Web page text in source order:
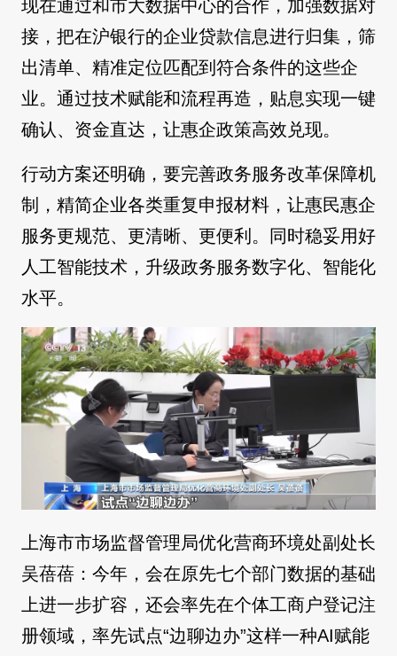
现在通过和市大数据中心的合作，加强数据对
接，把在沪银行的企业贷款信息进行归集，筛
出清单、精准定位匹配到符合条件的这些企
业。通过技术赋能和流程再造，贴息实现一键
确认、资金直达，让惠企政策高效兑现。
行动方案还明确，要完善政务服务改革保障机
制，精简企业各类重复申报材料，让惠民惠企
服务更规范、更清晰、更便利。同时稳妥用好
人工智能技术，升级政务服务数字化、智能化
水平。
上海市市场监督管理局优化营商环境处副处长
吴蓓蓓：今年，会在原先七个部门数据的基础
上进一步扩容，还会率先在个体工商户登记注
册领域，率先试点“边聊边办”这样一种AI赋能